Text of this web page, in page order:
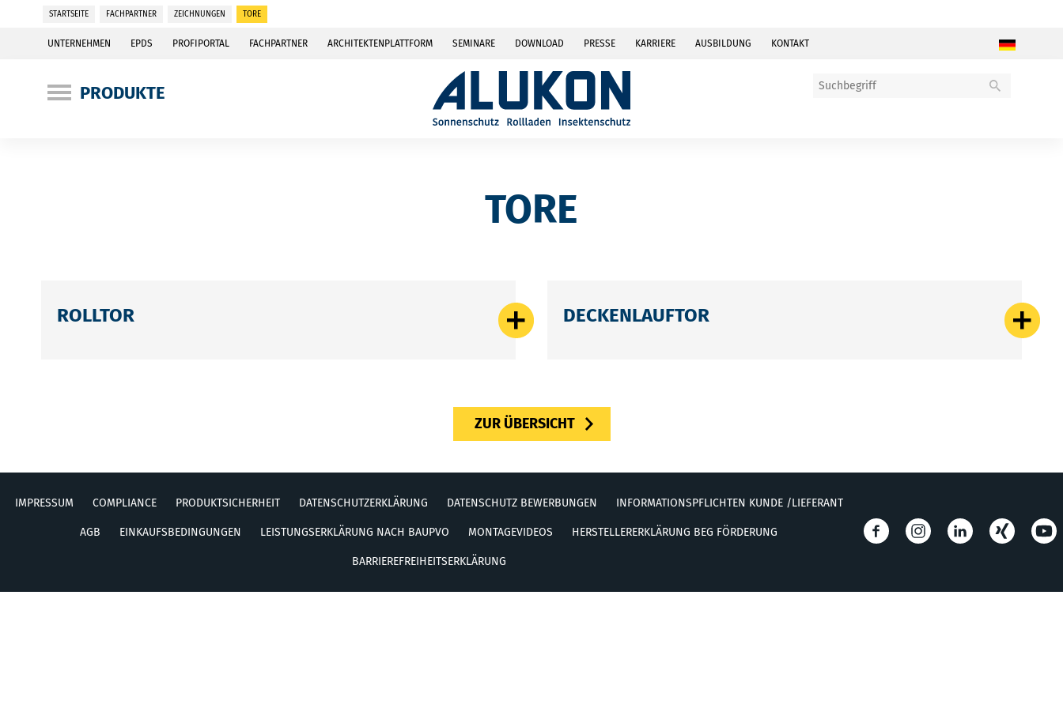
STARTSEITE FACHPARTNER ZEICHNUNGEN TORE
UNTERNEHMEN EPDS PROFIPORTAL FACHPARTNER ARCHITEKTENPLATTFORM SEMINARE DOWNLOAD PRESSE KARRIERE AUSBILDUNG KONTAKT
PRODUKTE
TORE
ROLLTOR DECKENLAUFTOR
ZUR ÜBERSICHT
IMPRESSUM COMPLIANCE PRODUKTSICHERHEIT DATENSCHUTZERKLÄRUNG DATENSCHUTZ BEWERBUNGEN INFORMATIONSPFLICHTEN KUNDE /LIEFERANT
AGB EINKAUFSBEDINGUNGEN LEISTUNGSERKLÄRUNG NACH BAUPVO MONTAGEVIDEOS HERSTELLERERKLÄRUNG BEG FÖRDERUNG
BARRIEREFREIHEITSERKLÄRUNG